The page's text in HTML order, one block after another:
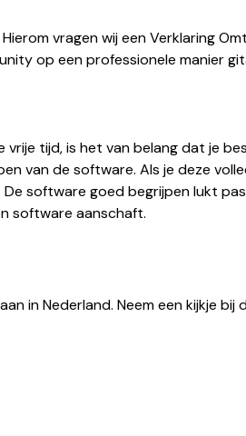
vragen wij een Verklaring
op een professionele manier
vrije tijd, is het van belang dat je
van de software. Als je deze
software goed begrijpen lukt
software aanschaft.
in Nederland. Neem een kijkje bij